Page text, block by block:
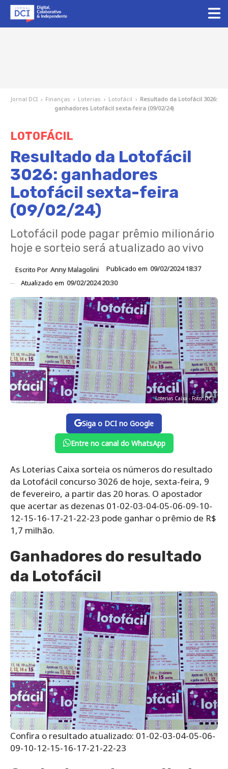
Jornal DCI › Finanças › Loterias › Lotofácil › Resultado da Lotofácil 3026:
ganhadores Lotofácil sexta-feira (09/02/24)
LOTOFÁCIL
Resultado da Lotofácil
3026: ganhadores
Lotofácil sexta-feira
(09/02/24)
Lotofácil pode pagar prêmio milionário
hoje e sorteio será atualizado ao vivo
Escrito Por Anny Malagolini Publicado em 09/02/2024 18:37
Atualizado em 09/02/2024 20:30
Loterias Caixa - Foto: DCI
Siga o DCI no Google
Entre no canal do WhatsApp
As Loterias Caixa sorteia os números do resultado
da Lotofácil concurso 3026 de hoje, sexta-feira, 9
de fevereiro, a partir das 20 horas. O apostador
que acertar as dezenas 01-02-03-04-05-06-09-10-
12-15-16-17-21-22-23 pode ganhar o prêmio de R$
1,7 milhão.
Ganhadores do resultado
da Lotofácil
Confira o resultado atualizado: 01-02-03-04-05-06-
09-10-12-15-16-17-21-22-23